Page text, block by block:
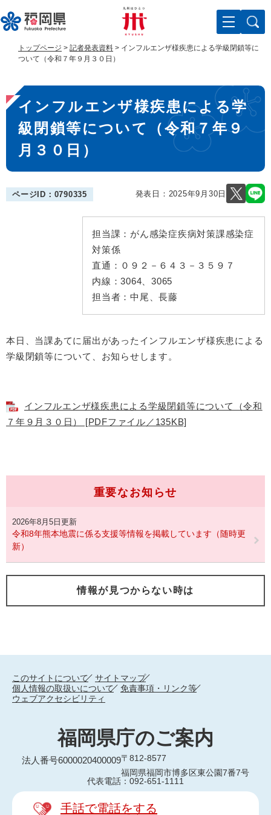
ー
ジ
す
。
ニ
ュ
し
て
トップページ > 記者発表資料 > インフルエンザ様疾患による学級閉鎖等に
ついて（令和７年９月３０日）
本
文
インフルエンザ様疾患による学
級閉鎖等について（令和７年９
月３０日）
ページID：0790335 発表日： 2025年9月30日
担当課： がん感染症疾病対策課感染症
対策係
直通： ０９２－６４３－３５９７
内線：3064、3065
担当者： 中尾、長藤
本日、当課あてに届出があったインフルエンザ様疾患による
学級閉鎖等について、お知らせします。
インフルエンザ様疾患による学級閉鎖等について（令和
７年９月３０日） [PDFファイル／135KB]
重要なお知らせ
2026年8月5日更新
令和8年熊本地震に係る支援等情報を掲載しています（随時更
新）
情報が見つからない時は
このサイトについて
サイトマップ
個人情報の取扱いについて
免責事項・リンク等
ウェブアクセシビリティ
福岡県庁のご案内
法人番号6000020400009〒812-8577
福岡県福岡市博多区東公園7番7号
代表電話：092-651-1111
手話で電話をする